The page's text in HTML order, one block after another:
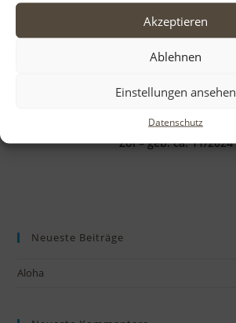
Akzeptieren
Ablehnen
Einstellungen ansehen
Datenschutz
Zoi – geb. ca. 11/2024
Neueste Beiträge
Aloha